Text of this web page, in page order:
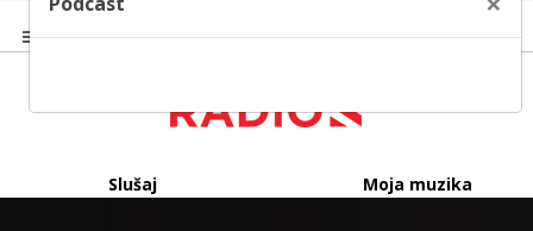
Slušaj Moja muzika